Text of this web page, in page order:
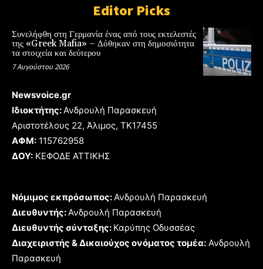
Editor Picks
Συνελήφθη στη Γερμανία ένας από τους εκτελεστές
της «Greek Mafia» – Δόθηκαν στη δημοσιότητα
τα στοιχεία και δεύτερου
7 Αυγούστου 2026
Newsvoice.gr
Ιδιοκτήτης:Ανδρουλή Παρασκευή
Αριστοτέλους 22, Άλιμος, TK17455
ΑΦΜ: 115762958
ΔΟΥ: ΚΕΦΟΔΕ ΑΤΤΙΚΗΣ
Νόμιμος εκπρόσωπος:Ανδρουλή Παρασκευή
Διευθυντής:Ανδρουλή Παρασκευή
Διευθυντής σύνταξης: Καρύπης Οδυσσέας
Διαχειριστής & Δικαιούχος ονόματος τομέα: Ανδρουλή
Παρασκευή